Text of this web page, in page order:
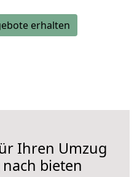
erhalten
Ihren Umzug
bieten